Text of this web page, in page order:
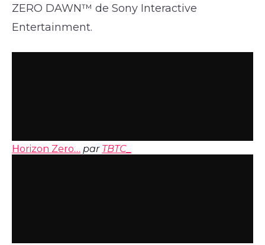
ZERO DAWN™ de Sony Interactive
Entertainment.
Horizon Zero… par TBTC_